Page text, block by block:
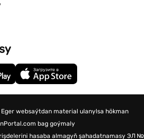
websaýtdan material ulanylsa hökman
bag goýmaly
hasaba almagyň şahadatnamasy ЭЛ №